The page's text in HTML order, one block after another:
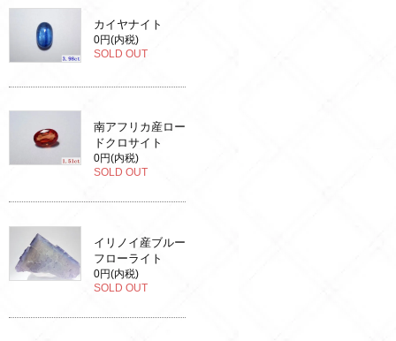
カイヤナイト
0円(内税)
SOLD OUT
南アフリカ産ロー
ドクロサイト
0円(内税)
SOLD OUT
イリノイ産ブルー
フローライト
0円(内税)
SOLD OUT